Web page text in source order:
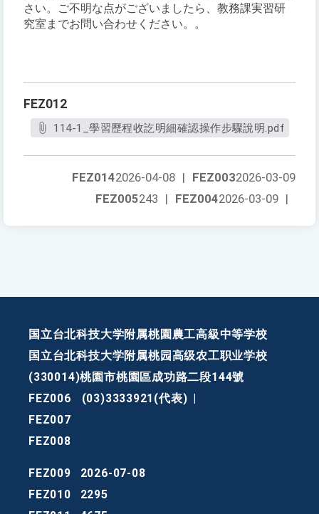
さい。ご不明な点がございましたら、教務課実習研
究室までお問い合わせください。
。
FEZ012
114-1_學習歷程收訖明細確認操作步驟說明.pdf
FEZ0032026-03-09
FEZ0142026-04-08 |
FEZ0042026-03-09 |
FEZ005243 |
国立台北科技大学附属桃園農工高級中等学校
国立台北科技大学附属桃园高级农工职业学校
(330014)桃園市桃園區成功路二段144號
FEZ006
(03)3333921(代表)
FEZ007
FEZ008
FEZ009
2026-07-08
FEZ010
2295